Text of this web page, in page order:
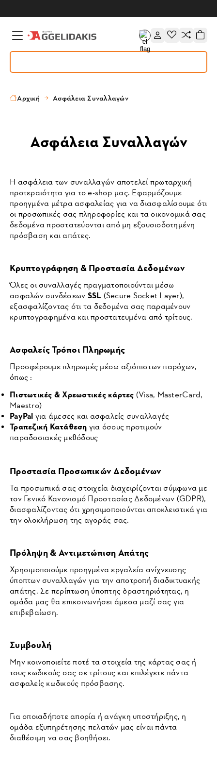
Αρχική Ασφάλεια Συναλλαγών
Ασφάλεια Συναλλαγών
Η ασφάλεια των συναλλαγών αποτελεί πρωταρχική
προτεραιότητα για το e-shop μας. Εφαρμόζουμε
προηγμένα μέτρα ασφαλείας για να διασφαλίσουμε ότι
οι προσωπικές σας πληροφορίες και τα οικονομικά σας
δεδομένα προστατεύονται από μη εξουσιοδοτημένη
πρόσβαση και απάτες.
Κρυπτογράφηση & Προστασία Δεδομένων
Όλες οι συναλλαγές πραγματοποιούνται μέσω
ασφαλών συνδέσεων SSL (Secure Socket Layer),
εξασφαλίζοντας ότι τα δεδομένα σας παραμένουν
κρυπτογραφημένα και προστατευμένα από τρίτους.
Ασφαλείς Τρόποι Πληρωμής
Προσφέρουμε πληρωμές μέσω αξιόπιστων παρόχων,
όπως :
Πιστωτικές & Χρεωστικές κάρτες (Visa, MasterCard,
Maestro)
PayPal για άμεσες και ασφαλείς συναλλαγές
Τραπεζική Κατάθεση για όσους προτιμούν
παραδοσιακές μεθόδους
Προστασία Προσωπικών Δεδομένων
Τα προσωπικά σας στοιχεία διαχειρίζονται σύμφωνα με
τον Γενικό Κανονισμό Προστασίας Δεδομένων (GDPR),
διασφαλίζοντας ότι χρησιμοποιούνται αποκλειστικά για
την ολοκλήρωση της αγοράς σας.
Πρόληψη & Αντιμετώπιση Απάτης
Χρησιμοποιούμε προηγμένα εργαλεία ανίχνευσης
ύποπτων συναλλαγών για την αποτροπή διαδικτυακής
απάτης. Σε περίπτωση ύποπτης δραστηριότητας, η
ομάδα μας θα επικοινωνήσει άμεσα μαζί σας για
επιβεβαίωση.
Συμβουλή
Μην κοινοποιείτε ποτέ τα στοιχεία της κάρτας σας ή
τους κωδικούς σας σε τρίτους και επιλέγετε πάντα
ασφαλείς κωδικούς πρόσβασης.
Για οποιαδήποτε απορία ή ανάγκη υποστήριξης, η
ομάδα εξυπηρέτησης πελατών μας είναι πάντα
διαθέσιμη να σας βοηθήσει.